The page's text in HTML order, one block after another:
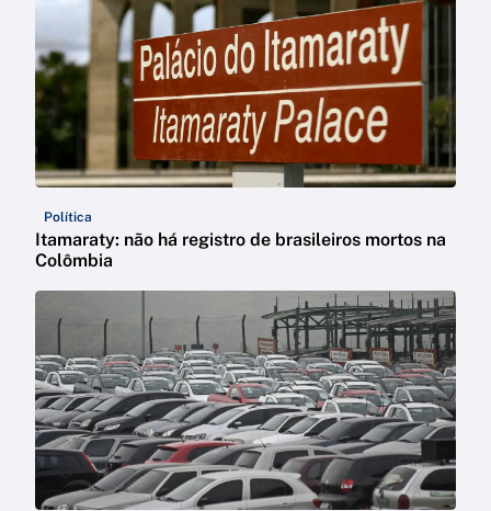
Política
Itamaraty: não há registro de brasileiros mortos na
Colômbia